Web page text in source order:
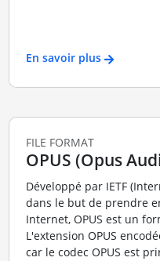
En savoir plus
FILE FORMAT
OPUS (Opus
Développé par IETF
dans le but de prendre
Internet, OPUS est un
L'extension OPUS
car le codec OPUS est